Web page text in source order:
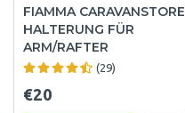
FIAMMA CARAVANSTORE
HALTERUNG FÜR
ARM/RAFTER
(29)
€20